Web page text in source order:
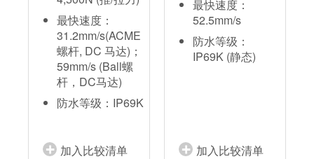
最快速度：
31.2mm/s(ACME
螺杆, DC 马达)；
59mm/s (Ball螺
杆，DC马达)
防水等级：IP69K
加入比较清单
最快速度：
52.5mm/s
防水等级：
IP69K (静态)
加入比较清单